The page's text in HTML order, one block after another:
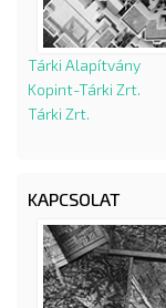
Tárki Alapítvány
Kopint-Tárki Zrt.
Tárki Zrt.
KAPCSOLAT